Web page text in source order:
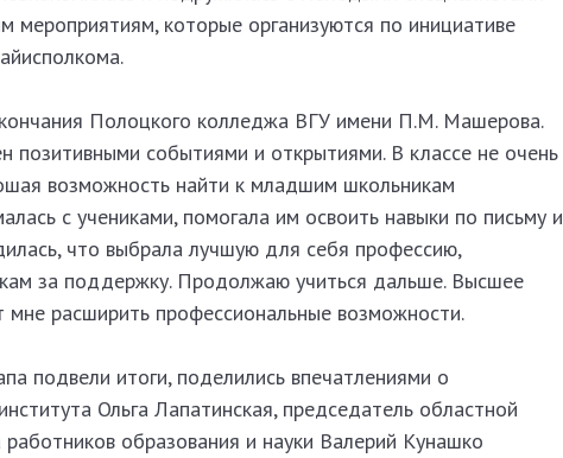
мероприятиям, которые организуются по инициативе
Полоцкого колледжа ВГУ имени П.М. Машерова.
позитивными событиями и открытиями. В классе не очень
возможность найти к младшим школьникам
с учениками, помогала им освоить навыки по письму и
что выбрала лучшую для себя профессию,
за поддержку. Продолжаю учиться дальше. Высшее
мне расширить профессиональные возможности.
подвели итоги, поделились впечатлениями о
Ольга Лапатинская, председатель областной
образования и науки Валерий Кунашко